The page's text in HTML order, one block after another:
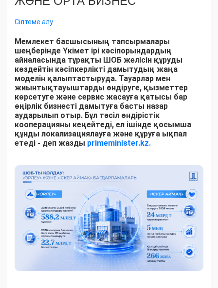
Сілтеме алу
Мемлекет басшысының тапсырмалары
шеңберінде Үкімет ірі кәсіпорындардың
айналасында тұрақты ШОБ желісін құруды
көздейтін кәсіпкерлікті дамытудың жаңа
моделін қалыптастыруда. Тауарлар мен
жиынтықтауыштарды өндіруге, қызметтер
көрсетуге және сервис жасауға қатысы бар
өңірлік бизнесті дамытуға басты назар
аударылып отыр. Бұл тәсіл өндірістік
кооперацияны кеңейтеді, ел ішінде қосымша
құнды локализациялауға және құруға ықпал
етеді - деп жазды primeminister.kz.